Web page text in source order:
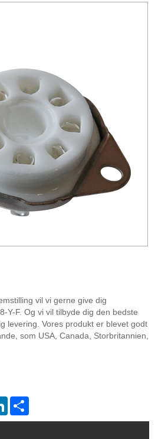
vil vi gerne give dig
Y-F. Og vi vil tilbyde dig den bedste
levering. Vores produkt er blevet godt
som USA, Canada, Storbritannien,
LinkedIn